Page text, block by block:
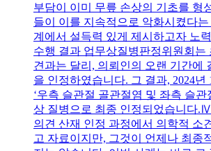
부담이 이미 무릎 손상의 기초를 형
들이 이를 지속적으로 악화시켰다
계에서 설득력 있게 제시하고자 노
수행 결과 업무상질병판정위원회는
견과는 달리, 의뢰인의 오랜 기간에
을 인정하였습니다. 그 결과, 2024년
‘우측 슬관절 골관절염 및 좌측 슬관
상 질병으로 최종 인정되었습니다
의견 산재 인정 과정에서 의학적 소
고 자료이지만, 그것이 언제나 최종